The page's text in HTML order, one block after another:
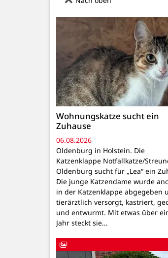
Wohnungskatze sucht ein
Zuhause
06.08.2026
Oldenburg in Holstein. Die
Katzenklappe Notfallkatze/
Oldenburg sucht für „Lea“ ein
Die junge Katzendame wurde
in der Katzenklappe abgegeben
tierärztlich versorgt, kastriert,
und entwurmt. Mit etwas über
Jahr steckt sie…